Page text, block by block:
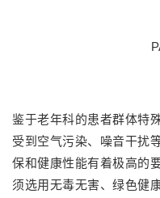
鉴于老年科的患者群体特
受到空气污染、噪音干扰
保和健康性能有着极高的
须选用无毒无害、绿色健